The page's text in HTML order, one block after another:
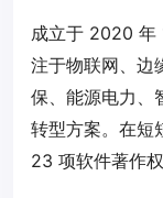
成立于 2020 年
注于物联网、边
保、能源电力、
转型方案。在短
23 项软件著作